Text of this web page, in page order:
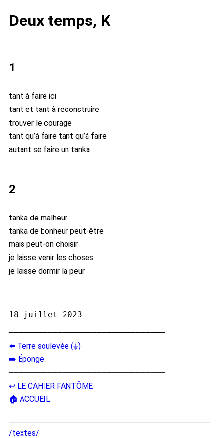
Deux temps, K
1
tant à faire ici
tant et tant à reconstruire
trouver le courage
tant qu’à faire tant qu’à faire
autant se faire un tanka
2
tanka de malheur
tanka de bonheur peut-être
mais peut-on choisir
je laisse venir les choses
je laisse dormir la peur
━━━━━━━━━━━━━━━━━━━━━━━━━━━━━━━━
⬅️ Terre soulevée (⏚)
➡️ Éponge
━━━━━━━━━━━━━━━━━━━━━━━━━━━━━━━━
↩️ LE CAHIER FANTÔME
🏠 ACCUEIL
/textes/